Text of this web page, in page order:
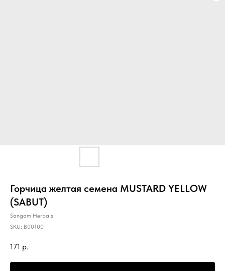
Горчица желтая семена MUSTARD YELLOW
(SABUT)
Sangam Herbals
SKU: B00100
171 р.